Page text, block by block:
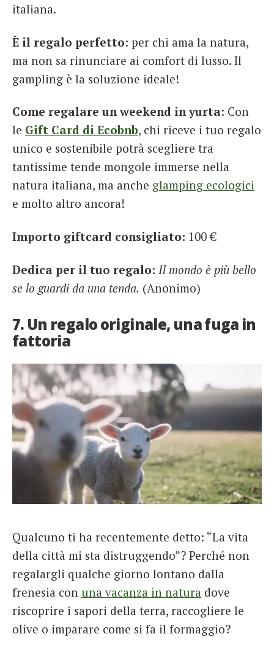
italiana.
È il regalo perfetto: per chi ama la natura,
ma non sa rinunciare ai comfort di lusso. Il
gampling è la soluzione ideale!
Come regalare un weekend in yurta: Con
le Gift Card di Ecobnb, chi riceve i tuo regalo
unico e sostenibile potrà scegliere tra
tantissime tende mongole immerse nella
natura italiana, ma anche glamping ecologici
e molto altro ancora!
Importo giftcard consigliato: 100 €
Dedica per il tuo regalo: Il mondo è più bello
se lo guardi da una tenda. (Anonimo)
7. Un regalo originale, una fuga in
fattoria
Qualcuno ti ha recentemente detto: “La vita
della città mi sta distruggendo”? Perché non
regalargli qualche giorno lontano dalla
frenesia con una vacanza in natura dove
riscoprire i sapori della terra, raccogliere le
olive o imparare come si fa il formaggio?